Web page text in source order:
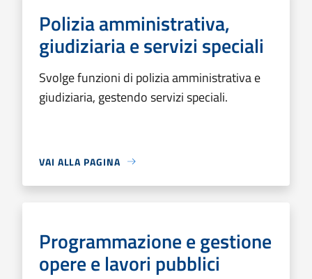
Polizia amministrativa,
giudiziaria e servizi speciali
Svolge funzioni di polizia amministrativa e
giudiziaria, gestendo servizi speciali.
VAI ALLA PAGINA
Programmazione e gestione
opere e lavori pubblici